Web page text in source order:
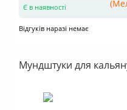
Є в наявності
Відгуків наразі немає
Мундштуки для